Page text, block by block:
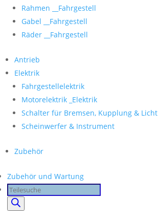
Rahmen __Fahrgestell
Gabel __Fahrgestell
Räder __Fahrgestell
Antrieb
Elektrik
Fahrgestellelektrik
Motorelektrik _Elektrik
Schalter für Bremsen, Kupplung & Licht
Scheinwerfer & Instrument
Zubehör
Zubehör und Wartung
Products
search